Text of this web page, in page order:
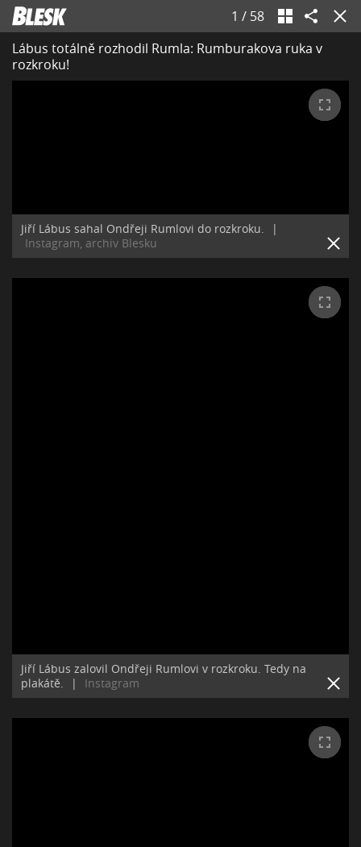
1 / 58
Lábus totálně rozhodil Rumla: Rumburakova ruka v
rozkroku!
Jiří Lábus sahal Ondřeji Rumlovi do rozkroku.
|
Instagram, archiv Blesku
Jiří Lábus zalovil Ondřeji Rumlovi v rozkroku. Tedy na
plakátě.
| Instagram